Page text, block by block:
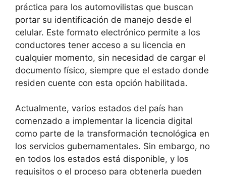
práctica para los automovilistas que buscan
portar su identificación de manejo desde el
celular. Este formato electrónico permite a los
conductores tener acceso a su licencia en
cualquier momento, sin necesidad de cargar el
documento físico, siempre que el estado donde
residen cuente con esta opción habilitada.
Actualmente, varios estados del país han
comenzado a implementar la licencia digital
como parte de la transformación tecnológica en
los servicios gubernamentales. Sin embargo, no
en todos los estados está disponible, y los
requisitos o el proceso para obtenerla pueden